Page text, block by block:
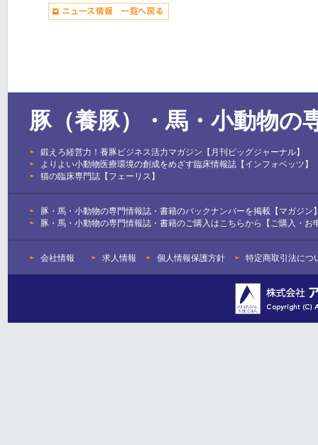
豚（養豚）・馬・小動物の
鍛えろ経営力！養豚ビジネス活力マガジン【月刊ピッグジャーナル】
よりよい小動物医療環境の創成をめざす臨床情報誌【インフォベッツ】
猫の臨床専門誌【フェーリス】
豚・馬・小動物の専門情報誌・書籍のバックナンバーを掲載【マガジン
豚・馬・小動物の専門情報誌・書籍のご購入はこちらから【ご購入・お
会社情報 求人情報 個人情報保護方針 特定商取引法につ